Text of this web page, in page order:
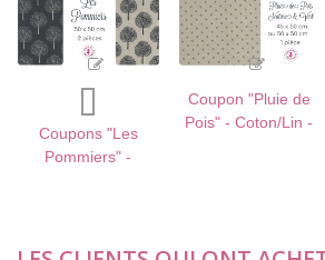
Coupons "Les
Pommiers" -
Coupon "Pluie de
Pois" - Coton/Lin -